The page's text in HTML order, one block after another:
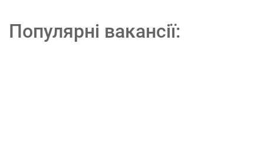
Популярні вакансії: